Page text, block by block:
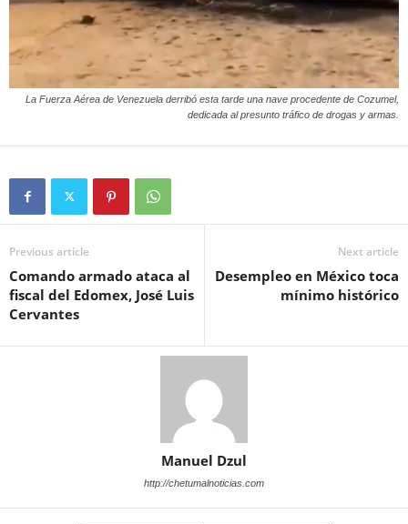
La Fuerza Aérea de Venezuela derribó esta tarde una nave procedente de Cozumel,
dedicada al presunto tráfico de drogas y armas.
Previous article
Comando armado ataca al
fiscal del Edomex, José Luis
Cervantes
Next article
Desempleo en México toca
mínimo histórico
Manuel Dzul
http://chetumalnoticias.com